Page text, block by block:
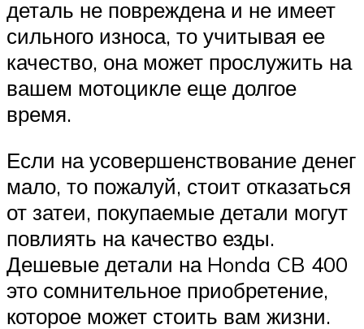
деталь не повреждена и не имеет
сильного износа, то учитывая ее
качество, она может прослужить на
вашем мотоцикле еще долгое
время.
Если на усовершенствование денег
мало, то пожалуй, стоит отказаться
от затеи, покупаемые детали могут
повлиять на качество езды.
Дешевые детали на Honda CB 400
это сомнительное приобретение,
которое может стоить вам жизни.